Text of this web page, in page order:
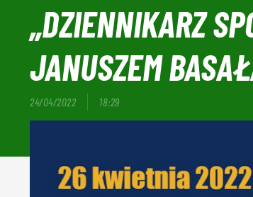
„DZIENNIKARZ
JANUSZEM
24/04/2022 18:29